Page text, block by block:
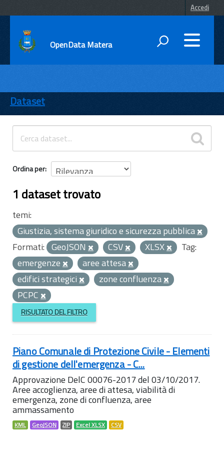
Accedi
OpenData Matera
ENTI
TEMI
INFORMAZIONI
Dataset
Ordina per
1 dataset trovato
temi:
Giustizia, sistema giuridico e sicurezza pubblica
Formati: GeoJSON CSV XLSX
Tag:
emergenze
aree attesa
edifici strategici
zone confluenza
PCPC
RISULTATO DEL FILTRO
Piano Comunale di Protezione Civile - Elementi
di gestione dell'emergenza - C...
Approvazione DelC 00076-2017 del 03/10/2017.
Aree accoglienza, aree di attesa, viabilità di
emergenza, zone di confluenza, aree
ammassamento
KML GeoJSON ZIP Excel XLSX CSV